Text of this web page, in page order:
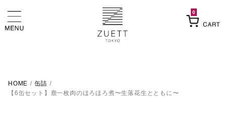
0
HOME / 缶詰 /
【6缶セット】鹿一枚肉のほろほろ煮〜生落花生とともに〜